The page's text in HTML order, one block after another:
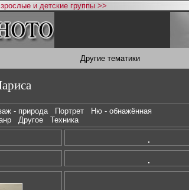
и детские группы >>
Другие тематики
- природа Портрет
Ню - обнажённая
Другое Техника